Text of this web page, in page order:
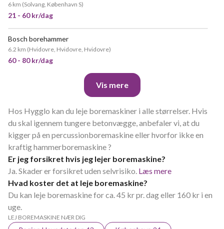
6 km (Solvang, København S)
21 - 60 kr/dag
Bosch borehammer
6.2 km (Hvidovre, Hvidovre, Hvidovre)
60 - 80 kr/dag
Vis mere
Hos Hygglo kan du leje boremaskiner i alle størrelser. Hvis
du skal igennem tungere betonvægge, anbefaler vi, at du
kigger på en percussionboremaskine eller hvorfor ikke en
kraftig hammerboremaskine ?
Er jeg forsikret hvis jeg lejer boremaskine?
Ja. Skader er forsikret uden selvrisiko. Læs mere
Hvad koster det at leje boremaskine?
Du kan leje boremaskine for ca. 45 kr pr. dag eller 160 kr i en
uge.
LEJ BOREMASKINE NÆR DIG